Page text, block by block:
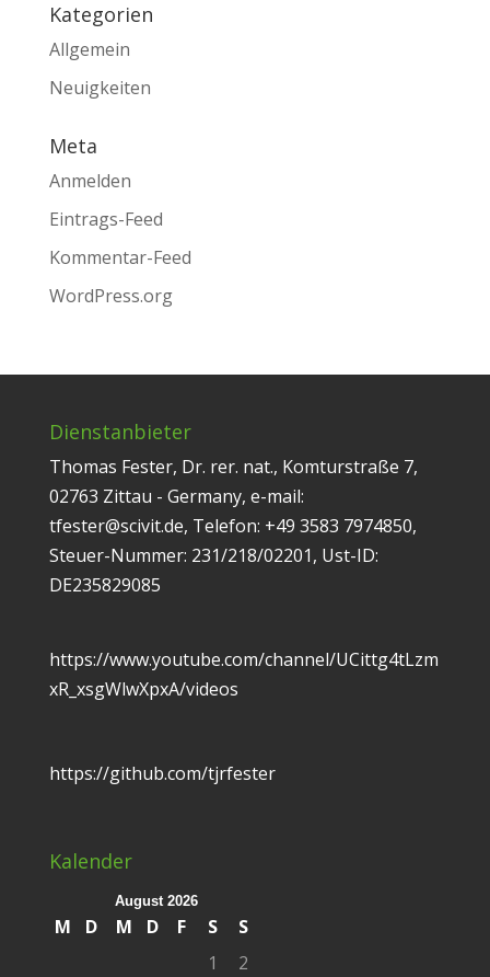
Kategorien
Allgemein
Neuigkeiten
Meta
Anmelden
Eintrags-Feed
Kommentar-Feed
WordPress.org
Dienstanbieter
Thomas Fester, Dr. rer. nat., Komturstraße 7,
02763 Zittau - Germany, e-mail:
tfester@scivit.de, Telefon: +49 3583 7974850,
Steuer-Nummer: 231/218/02201, Ust-ID:
DE235829085
https://www.youtube.com/channel/UCittg4tLzm
xR_xsgWlwXpxA/videos
https://github.com/tjrfester
Kalender
August 2026
M D M D F S
S
1
2